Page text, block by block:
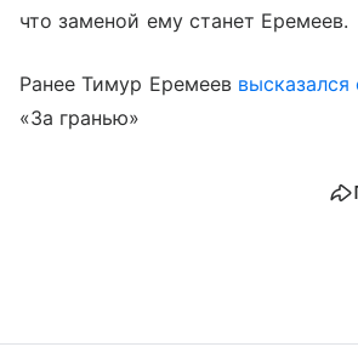
что заменой ему станет Еремеев.
Ранее Тимур Еремеев высказался
«За гранью»